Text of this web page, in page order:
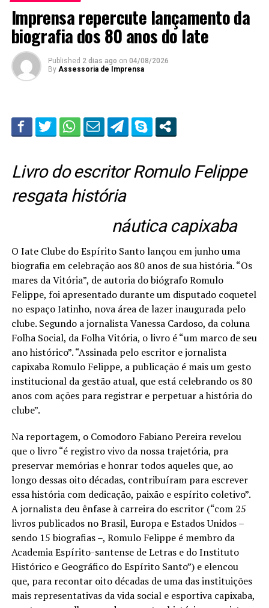
Imprensa repercute lançamento da
biografia dos 80 anos do Iate
Published 2 dias ago on 04/08/2026
By Assessoria de Imprensa
Livro do escritor Romulo Felippe
resgata história
náutica capixaba
O Iate Clube do Espírito Santo lançou em junho uma
biografia em celebração aos 80 anos de sua história. “Os
mares da Vitória”, de autoria do biógrafo Romulo
Felippe, foi apresentado durante um disputado coquetel
no espaço Iatinho, nova área de lazer inaugurada pelo
clube. Segundo a jornalista Vanessa Cardoso, da coluna
Folha Social, da Folha Vitória, o livro é “um marco de seu
ano histórico”. “Assinada pelo escritor e jornalista
capixaba Romulo Felippe, a publicação é mais um gesto
institucional da gestão atual, que está celebrando os 80
anos com ações para registrar e perpetuar a história do
clube”.
Na reportagem, o Comodoro Fabiano Pereira revelou
que o livro “é registro vivo da nossa trajetória, pra
preservar memórias e honrar todos aqueles que, ao
longo dessas oito décadas, contribuíram para escrever
essa história com dedicação, paixão e espírito coletivo”.
A jornalista deu ênfase à carreira do escritor (“com 25
livros publicados no Brasil, Europa e Estados Unidos –
sendo 15 biografias –, Romulo Felippe é membro da
Academia Espírito-santense de Letras e do Instituto
Histórico e Geográfico do Espírito Santo”) e elencou
que, para recontar oito décadas de uma das instituições
mais representativas da vida social e esportiva capixaba,